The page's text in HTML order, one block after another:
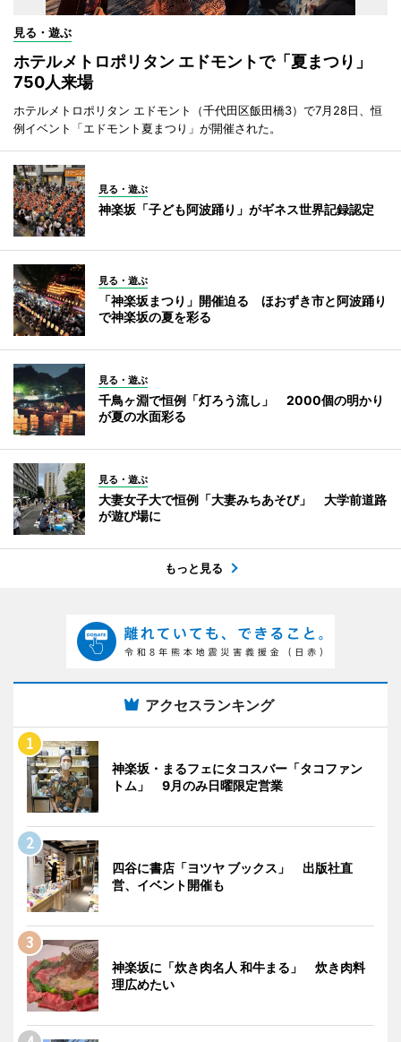
見る・遊ぶ
ホテルメトロポリタン エドモントで「夏まつり」
750人来場
ホテルメトロポリタン エドモント（千代田区飯田橋3）で7月28日、恒
例イベント「エドモント夏まつり」が開催された。
見る・遊ぶ
神楽坂「子ども阿波踊り」がギネス世界記録認定
見る・遊ぶ
「神楽坂まつり」開催迫る ほおずき市と阿波踊り
で神楽坂の夏を彩る
見る・遊ぶ
千鳥ヶ淵で恒例「灯ろう流し」 2000個の明かり
が夏の水面彩る
見る・遊ぶ
大妻女子大で恒例「大妻みちあそび」 大学前道路
が遊び場に
もっと見る
アクセスランキング
神楽坂・まるフェにタコスバー「タコファン
トム」 9月のみ日曜限定営業
四谷に書店「ヨツヤ ブックス」 出版社直
営、イベント開催も
神楽坂に「炊き肉名人 和牛まる」 炊き肉料
理広めたい